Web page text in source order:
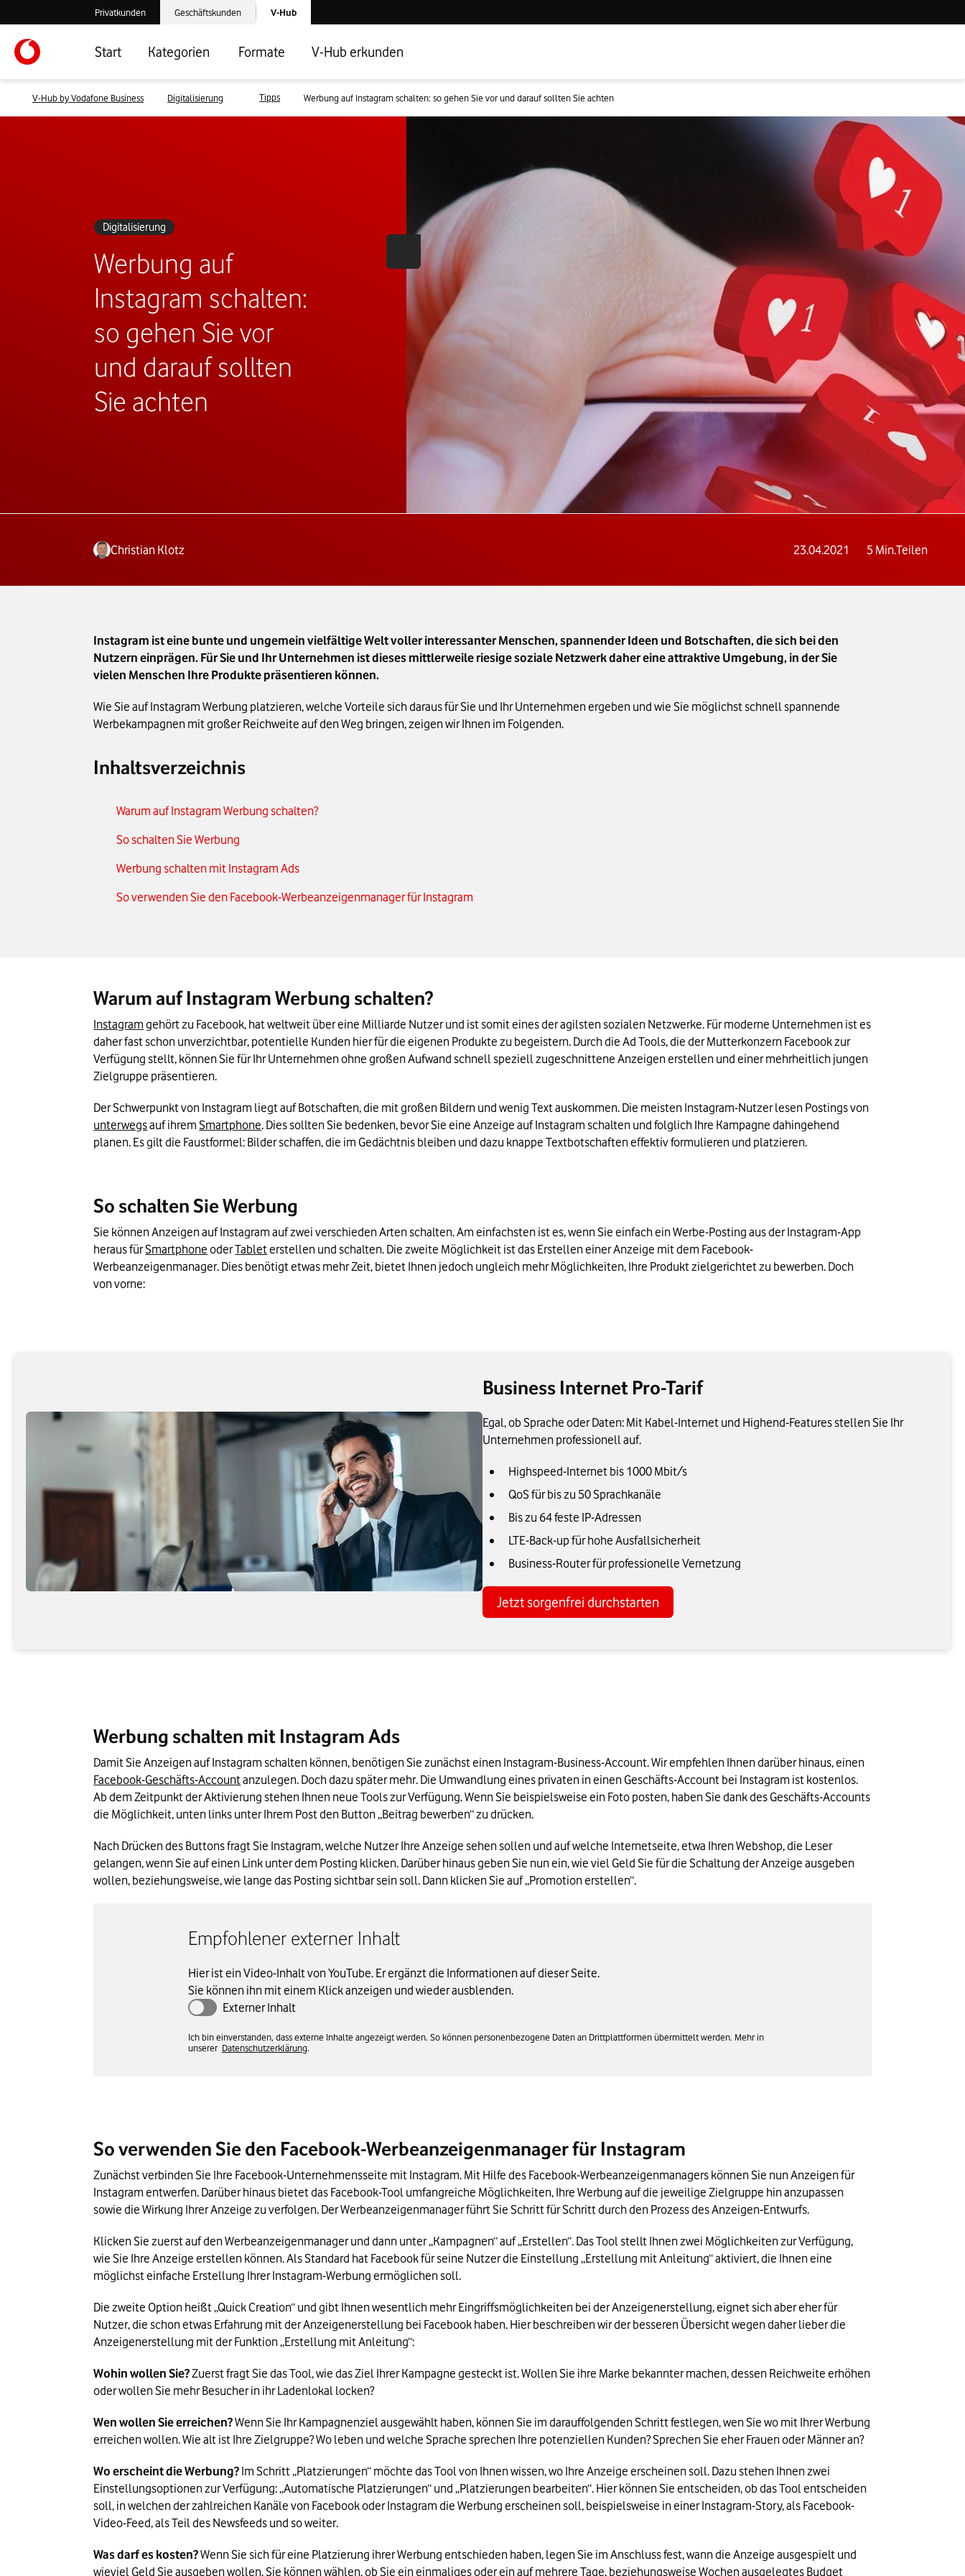
Verlassen der V-Hub Webseite: Zum Privatkundenbereich
Privatkunden Verlassen der V-Hub Webseite: Zum Geschäftskundenbereich
Geschäftskunden Laden der V-Hub Startseite
V-Hub
Start Kategorien Formate V-Hub erkunden
V-Hub by Vodafone Business Digitalisierung Tipps Werbung auf Instagram schalten: so gehen Sie vor und darauf sollten Sie achten
Digitalisierung
Werbung auf
Instagram schalten:
so gehen Sie vor
und darauf sollten
Sie achten
Christian Klotz 23.04.2021 5Min.Teilen
Instagram ist eine bunte und ungemein vielfältige Welt voller interessanter Menschen, spannender Ideen und Botschaften, die sich bei den
Nutzern einprägen. Für Sie und Ihr Unternehmen ist dieses mittlerweile riesige soziale Netzwerk daher eine attraktive Umgebung, in der Sie
vielen Menschen Ihre Produkte präsentieren können.
Wie Sie auf Instagram Werbung platzieren, welche Vorteile sich daraus für Sie und Ihr Unternehmen ergeben und wie Sie möglichst schnell spannende
Werbekampagnen mit großer Reichweite auf den Weg bringen, zeigen wir Ihnen im Folgenden.
Inhaltsverzeichnis
Warum auf Instagram Werbung schalten?
So schalten Sie Werbung
Werbung schalten mit Instagram Ads
So verwenden Sie den Facebook-Werbeanzeigenmanager für Instagram
Warum auf Instagram Werbung schalten?
Instagram gehört zu Facebook, hat weltweit über eine Milliarde Nutzer und ist somit eines der agilsten sozialen Netzwerke. Für moderne Unternehmen ist es
daher fast schon unverzichtbar, potentielle Kunden hier für die eigenen Produkte zu begeistern. Durch die Ad Tools, die der Mutterkonzern Facebook zur
Verfügung stellt, können Sie für Ihr Unternehmen ohne großen Aufwand schnell speziell zugeschnittene Anzeigen erstellen und einer mehrheitlich jungen
Zielgruppe präsentieren.
unterwegs auf ihrem Smartphone. Dies sollten Sie bedenken, bevor Sie eine Anzeige auf Instagram schalten und folglich Ihre Kampagne dahingehend
planen. Es gilt die Faustformel: Bilder schaffen, die im Gedächtnis bleiben und dazu knappe Textbotschaften effektiv formulieren und platzieren.
So schalten Sie Werbung
Sie können Anzeigen auf Instagram auf zwei verschieden Arten schalten. Am einfachsten ist es, wenn Sie einfach ein Werbe-Posting aus der Instagram-App
heraus für Smartphone oder Tablet erstellen und schalten. Die zweite Möglichkeit ist das Erstellen einer Anzeige mit dem Facebook-
Werbeanzeigenmanager. Dies benötigt etwas mehr Zeit, bietet Ihnen jedoch ungleich mehr Möglichkeiten, Ihre Produkt zielgerichtet zu bewerben. Doch
von vorne:
Business Internet Pro-Tarif
Egal, ob Sprache oder Daten: Mit Kabel-Internet und Highend-Features stellen Sie Ihr
Unternehmen professionell auf.
Highspeed-Internet bis 1000 Mbit/s
QoS für bis zu 50 Sprachkanäle
Bis zu 64 feste IP-Adressen
LTE-Back-up für hohe Ausfallsicherheit
Business-Router für professionelle Vernetzung
Jetzt sorgenfrei durchstarten
Werbung schalten mit Instagram Ads
Facebook-Geschäfts-Account anzulegen. Doch dazu später mehr. Die Umwandlung eines privaten in einen Geschäfts-Account bei Instagram ist kostenlos.
Ab dem Zeitpunkt der Aktivierung stehen Ihnen neue Tools zur Verfügung. Wenn Sie beispielsweise ein Foto posten, haben Sie dank des Geschäfts-Accounts
die Möglichkeit, unten links unter Ihrem Post den Button „Beitrag bewerben“ zu drücken.
Nach Drücken des Buttons fragt Sie Instagram, welche Nutzer Ihre Anzeige sehen sollen und auf welche Internetseite, etwa Ihren Webshop, die Leser
gelangen, wenn Sie auf einen Link unter dem Posting klicken. Darüber hinaus geben Sie nun ein, wie viel Geld Sie für die Schaltung der Anzeige ausgeben
wollen, beziehungsweise, wie lange das Posting sichtbar sein soll. Dann klicken Sie auf „Promotion erstellen“.
Empfohlener externer Inhalt
Hier ist ein Video-Inhalt von YouTube. Er ergänzt die Informationen auf dieser Seite.
Sie können ihn mit einem Klick anzeigen und wieder ausblenden.
Externer Inhalt
Ich bin einverstanden, dass externe Inhalte angezeigt werden. So können personenbezogene Daten an Drittplattformen übermittelt werden. Mehr in
unserer Datenschutzerklärung.
So verwenden Sie den Facebook-Werbeanzeigenmanager für Instagram
Zunächst verbinden Sie Ihre Facebook-Unternehmensseite mit Instagram. Mit Hilfe des Facebook-Werbeanzeigenmanagers können Sie nun Anzeigen für
Instagram entwerfen. Darüber hinaus bietet das Facebook-Tool umfangreiche Möglichkeiten, Ihre Werbung auf die jeweilige Zielgruppe hin anzupassen
sowie die Wirkung Ihrer Anzeige zu verfolgen. Der Werbeanzeigenmanager führt Sie Schritt für Schritt durch den Prozess des Anzeigen-Entwurfs.
Klicken Sie zuerst auf den Werbeanzeigenmanager und dann unter „Kampagnen“ auf „Erstellen“. Das Tool stellt Ihnen zwei Möglichkeiten zur Verfügung,
wie Sie Ihre Anzeige erstellen können. Als Standard hat Facebook für seine Nutzer die Einstellung „Erstellung mit Anleitung“ aktiviert, die Ihnen eine
möglichst einfache Erstellung Ihrer Instagram-Werbung ermöglichen soll.
Die zweite Option heißt „Quick Creation“ und gibt Ihnen wesentlich mehr Eingriffsmöglichkeiten bei der Anzeigenerstellung, eignet sich aber eher für
Nutzer, die schon etwas Erfahrung mit der Anzeigenerstellung bei Facebook haben. Hier beschreiben wir der besseren Übersicht wegen daher lieber die
Anzeigenerstellung mit der Funktion „Erstellung mit Anleitung“:
Wohin wollen Sie? Zuerst fragt Sie das Tool, wie das Ziel Ihrer Kampagne gesteckt ist. Wollen Sie ihre Marke bekannter machen, dessen Reichweite erhöhen
oder wollen Sie mehr Besucher in ihr Ladenlokal locken?
Wen wollen Sie erreichen? Wenn Sie Ihr Kampagnenziel ausgewählt haben, können Sie im darauffolgenden Schritt festlegen, wen Sie wo mit Ihrer Werbung
erreichen wollen. Wie alt ist Ihre Zielgruppe? Wo leben und welche Sprache sprechen Ihre potenziellen Kunden? Sprechen Sie eher Frauen oder Männer an?
Wo erscheint die Werbung? Im Schritt „Platzierungen“ möchte das Tool von Ihnen wissen, wo Ihre Anzeige erscheinen soll. Dazu stehen Ihnen zwei
Einstellungsoptionen zur Verfügung: „Automatische Platzierungen“ und „Platzierungen bearbeiten“. Hier können Sie entscheiden, ob das Tool entscheiden
soll, in welchen der zahlreichen Kanäle von Facebook oder Instagram die Werbung erscheinen soll, beispielsweise in einer Instagram-Story, als Facebook-
Video-Feed, als Teil des Newsfeeds und so weiter.
Was darf es kosten? Wenn Sie sich für eine Platzierung ihrer Werbung entschieden haben, legen Sie im Anschluss fest, wann die Anzeige ausgespielt und
wieviel Geld Sie ausgeben wollen. Sie können wählen, ob Sie ein einmaliges oder ein auf mehrere Tage, beziehungsweise Wochen ausgelegtes Budget